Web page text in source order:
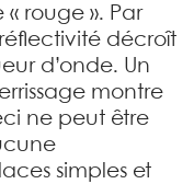
rouge ». Par
décroît
d’onde. Un
montre
ne peut être
simples et